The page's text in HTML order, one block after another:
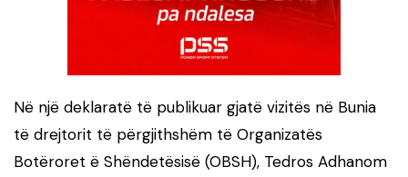
Në një deklaratë të publikuar gjatë vizitës në Bunia
të drejtorit të përgjithshëm të Organizatës
Botëroret ë Shëndetësisë (OBSH), Tedros Adhanom